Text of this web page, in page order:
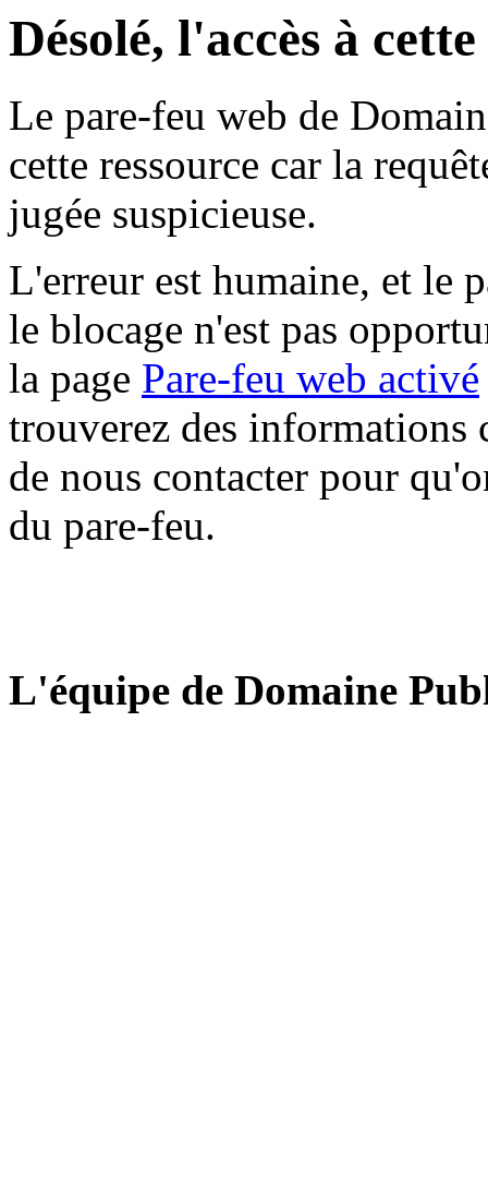
Désolé, l'accès à
Le pare-feu web de
cette ressource car la
jugée suspicieuse.
L'erreur est humaine, et le
le blocage n'est pas
la page Pare-feu web activé
trouverez des informations
de nous contacter pour
du pare-feu.
L'équipe de Domaine